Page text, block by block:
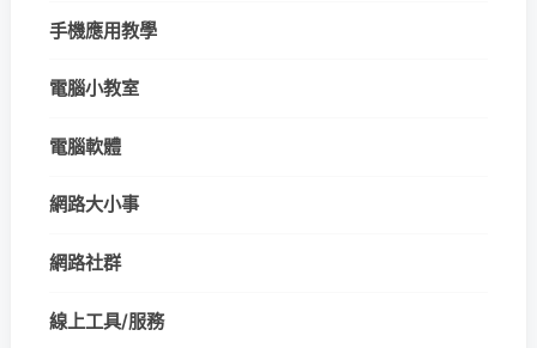
手機應用教學
電腦小教室
電腦軟體
網路大小事
網路社群
線上工具/服務